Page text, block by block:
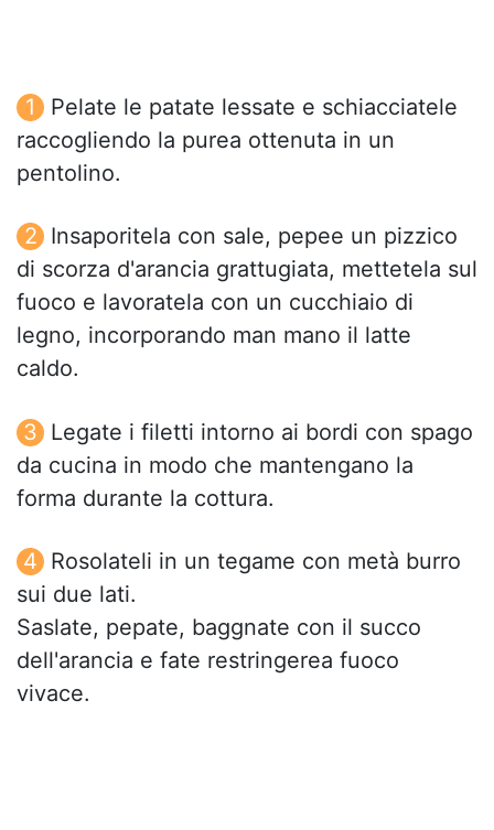
Pelate le patate lessate e schiacciatele
raccogliendo la purea ottenuta in un
pentolino.
Insaporitela con sale, pepee un pizzico
di scorza d'arancia grattugiata, mettetela sul
fuoco e lavoratela con un cucchiaio di
legno, incorporando man mano il latte
caldo.
Legate i filetti intorno ai bordi con spago
da cucina in modo che mantengano la
forma durante la cottura.
Rosolateli in un tegame con metà burro
sui due lati.
Saslate, pepate, baggnate con il succo
dell'arancia e fate restringerea fuoco
vivace.